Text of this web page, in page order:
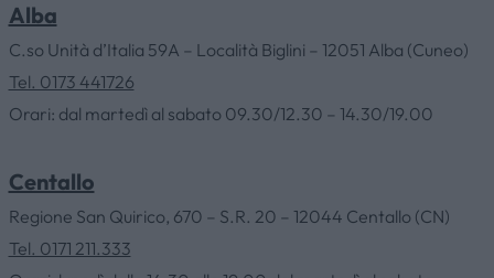
Alba
C.so Unità d’Italia 59A – Località Biglini – 12051 Alba (Cuneo)
Tel. 0173 441726
Orari: dal martedì al sabato 09.30/12.30 – 14.30/19.00
Centallo
Regione San Quirico, 670 – S.R. 20 – 12044 Centallo (CN)
Tel. 0171 211.333